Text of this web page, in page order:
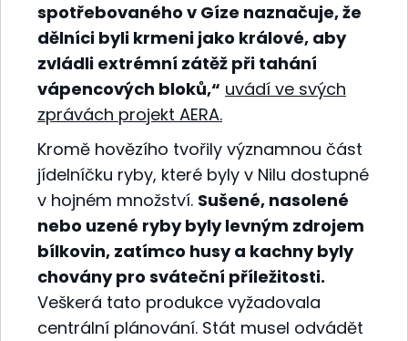
spotřebovaného v Gíze naznačuje, že
dělníci byli krmeni jako králové, aby
zvládli extrémní zátěž při tahání
vápencových bloků,“ uvádí ve svých
zprávách projekt AERA.
Kromě hovězího tvořily významnou část
jídelníčku ryby, které byly v Nilu dostupné
v hojném množství. Sušené, nasolené
nebo uzené ryby byly levným zdrojem
bílkovin, zatímco husy a kachny byly
chovány pro sváteční příležitosti.
Veškerá tato produkce vyžadovala
centrální plánování. Stát musel odvádět